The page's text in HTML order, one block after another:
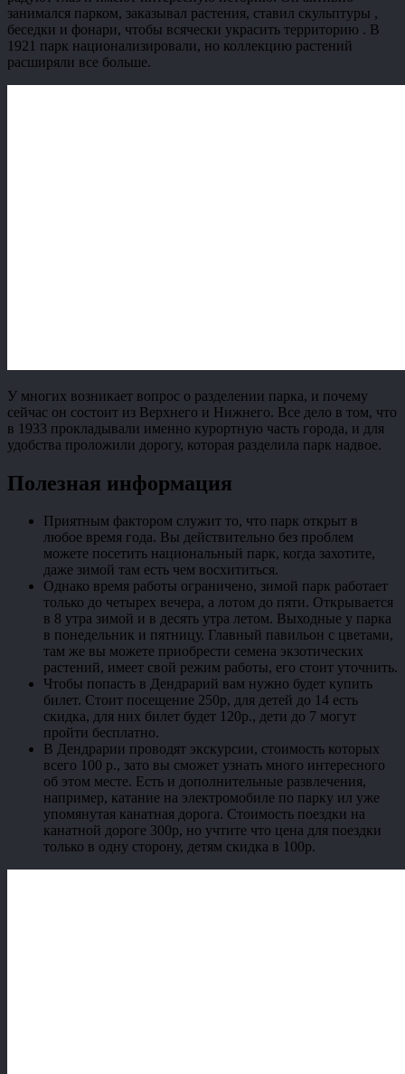
занимался парком, заказывал растения, ставил скульптуры ,
беседки и фонари, чтобы всячески украсить территорию . В
1921 парк национализировали, но коллекцию растений
расширяли все больше.
У многих возникает вопрос о разделении парка, и почему
сейчас он состоит из Верхнего и Нижнего. Все дело в том, что
в 1933 прокладывали именно курортную часть города, и для
удобства проложили дорогу, которая разделила парк надвое.
Полезная информация
Приятным фактором служит то, что парк открыт в
любое время года. Вы действительно без проблем
можете посетить национальный парк, когда захотите,
даже зимой там есть чем восхититься.
Однако время работы ограничено, зимой парк работает
только до четырех вечера, а лотом до пяти. Открывается
в 8 утра зимой и в десять утра летом. Выходные у парка
в понедельник и пятницу. Главный павильон с цветами,
там же вы можете приобрести семена экзотических
растений, имеет свой режим работы, его стоит уточнить.
Чтобы попасть в Дендрарий вам нужно будет купить
билет. Стоит посещение 250р, для детей до 14 есть
скидка, для них билет будет 120р., дети до 7 могут
пройти бесплатно.
В Дендрарии проводят экскурсии, стоимость которых
всего 100 р., зато вы сможет узнать много интересного
об этом месте. Есть и дополнительные развлечения,
например, катание на электромобиле по парку ил уже
упомянутая канатная дорога. Стоимость поездки на
канатной дороге 300р, но учтите что цена для поездки
только в одну сторону, детям скидка в 100р.